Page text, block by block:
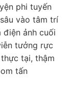
phi tuyến
vào tâm trí
ảnh cuối
tưởng rực
tại, thậm
tấn